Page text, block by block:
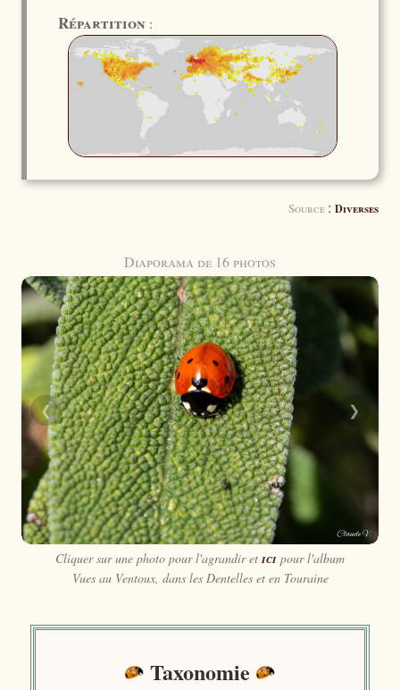
Répartition :
Source : Diverses
Diaporama de 16 photos
❮ ❯
Cliquer sur une photo pour l'agrandir et ici pour l'album
Vues au Ventoux, dans les Dentelles et en Touraine
Taxonomie